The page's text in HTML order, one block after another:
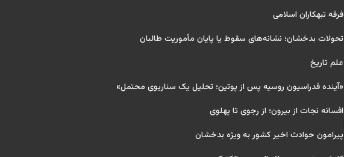
فرقه تبهکاران اسلامی
تحولات بدخشان؛ نشانه‌های سقوط یا پایان مأموریت طالبان
علم تاریخ
«آینده فدراسیون روسیه پس از پوتین؛ تحلیل یک سناریوی محتمل»
افسانه نجات از بیرون؛ از رجوی تا پهلوی
پیرامون حوادث اخیر کشور به ویژه بدخشان